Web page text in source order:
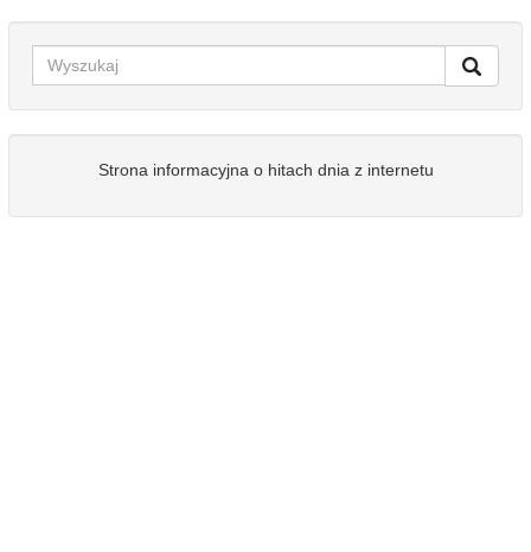
Strona informacyjna o hitach dnia z internetu